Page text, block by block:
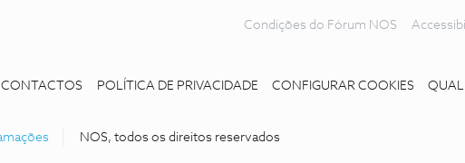
Condições do Fórum NOS
CONTACTOS POLÍTICA DE PRIVACIDADE CONFIGURAR COOKIES
NOS, todos os direitos reservados